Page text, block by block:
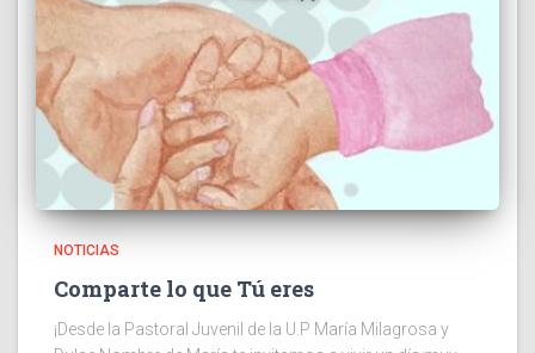
NOTICIAS
Comparte lo que Tú eres
¡Desde la Pastoral Juvenil de la U.P María Milagrosa y